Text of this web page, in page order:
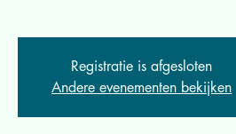
Registratie is afgesloten
Andere evenementen bekijken